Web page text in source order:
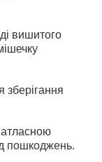
вишитого
зберігання
атласною
пошкоджень.